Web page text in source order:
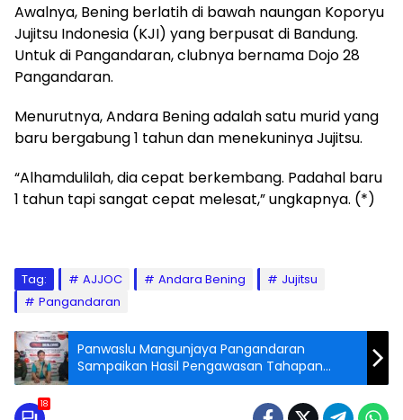
Awalnya, Bening berlatih di bawah naungan Koporyu
Jujitsu Indonesia (KJI) yang berpusat di Bandung.
Untuk di Pangandaran, clubnya bernama Dojo 28
Pangandaran.
Menurutnya, Andara Bening adalah satu murid yang
baru bergabung 1 tahun dan menekuninya Jujitsu.
“Alhamdulilah, dia cepat berkembang. Padahal baru
1 tahun tapi sangat cepat melesat,” ungkapnya. (*)
Tag: AJJOC Andara Bening
Jujitsu
Pangandaran
Panwaslu Mangunjaya Pangandaran
Sampaikan Hasil Pengawasan Tahapan
Kampanye Pemilu 2024
18